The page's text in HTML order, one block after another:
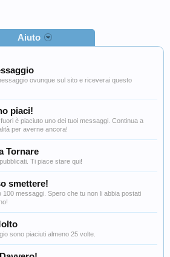
Aiuto
ovunque sul sito e riceverai questo
piaci!
è piaciuto uno dei tuoi messaggi. Continua a
per averne ancora!
Tornare
Ti piace stare qui!
smettere!
100 messaggi. Spero che tu non li abbia postati
sono piaciuti almeno 25 volte.